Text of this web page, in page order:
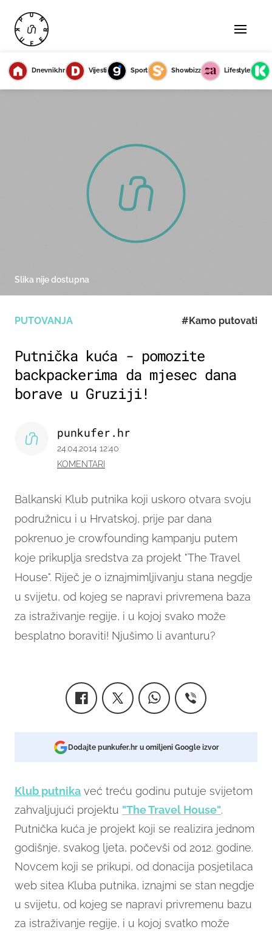
Dnevnik.hr Vijesti Sport Showbizz Lifestyle
PUTOVANJA #Kamo putovati
Putnička kuća - pomozite
backpackerima da mjesec dana
borave u Gruziji!
Balkanski Klub putnika koji uskoro otvara svoju
podružnicu i u Hrvatskoj, prije par dana
pokrenuo je crowfounding kampanju putem
koje prikuplja sredstva za projekt "The Travel
House". Riječ je o iznajmimljivanju stana negdje
u svijetu, od kojeg se napravi privremena baza
za istraživanje regije, i u kojoj svako može
besplatno boraviti! Njušimo li avanturu?
punkufer.hr
24.04.2014 12:40
KOMENTARI
Slika nije dostupna
Dodajte punkufer.hr u omiljeni Google izvor
Klub putnika već treću godinu putuje svijetom
zahvaljujući projektu "The Travel House".
Putnička kuća je projekt koji se realizira jednom
godišnje, svakog ljeta, počevši od 2012. godine.
Novcem koji se prikupi, od donacija posjetilaca
web sitea Kluba putnika, iznajmi se stan negdje
u svijetu, od kojeg se napravi privremenu bazu
za istraživanje regije, i u kojoj svatko može